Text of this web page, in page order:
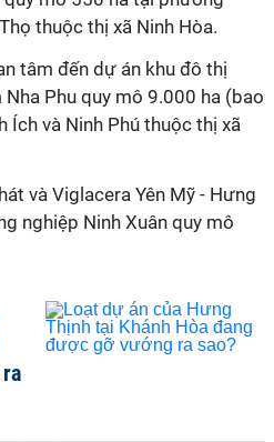
thuộc thị xã Ninh Hòa.
tâm đến dự án khu đô thị
Phu quy mô 9.000 ha (bao
và Ninh Phú thuộc thị xã
và Viglacera Yên Mỹ - Hưng
nghiệp Ninh Xuân quy mô